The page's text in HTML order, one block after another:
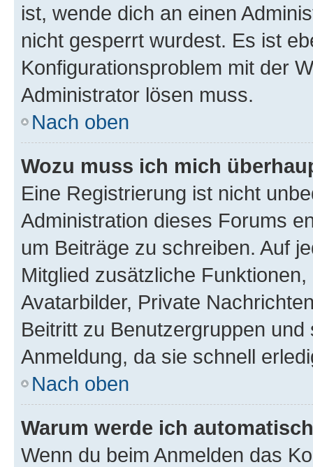
ist, wende dich an einen
nicht gesperrt wurdest. Es ist
Konfigurationsproblem mit der
Administrator lösen muss.
Nach oben
Wozu muss ich mich
Eine Registrierung ist nicht
Administration dieses Forums
um Beiträge zu schreiben. Auf
Mitglied zusätzliche
Avatarbilder, Private
Beitritt zu Benutzergruppen
Anmeldung, da sie schnell
Nach oben
Warum werde ich
Wenn du beim Anmelden das